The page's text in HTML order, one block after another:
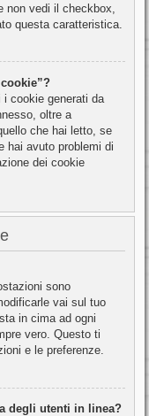
non vedi il checkbox,
questa caratteristica.
i cookie generati da
oltre a
che hai letto, se
hai avuto problemi di
dei cookie
sono
vai sul tuo
in cima ad ogni
vero. Questo ti
e le preferenze.
degli utenti in linea?